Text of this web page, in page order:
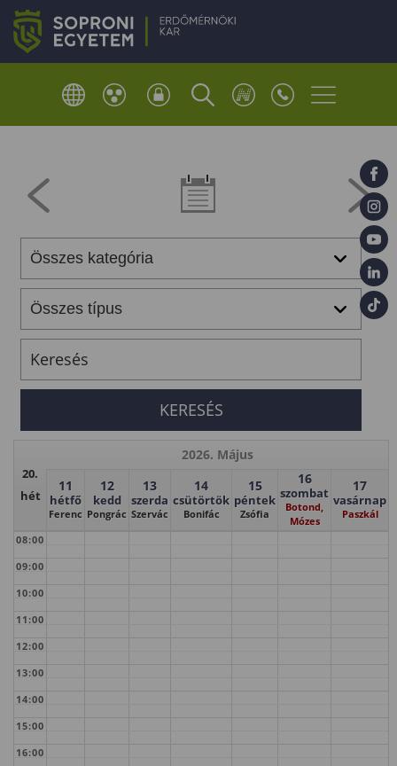
20.
hét
2026. Május
11
hétfő
Ferenc
12
kedd
Pongrác
13
szerda
Szervác
14
csütörtök
Bonifác
15
péntek
Zsófia
16
szombat
Botond,
Mózes
17
vasárnap
Paszkál
08:00
09:00
10:00
11:00
12:00
13:00
14:00
15:00
16:00